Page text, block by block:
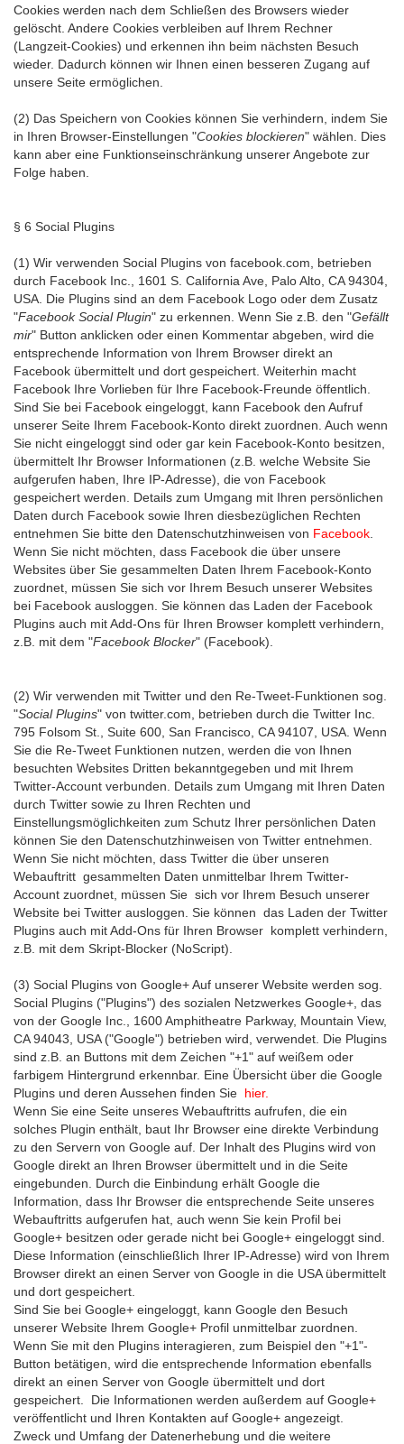
Cookies werden nach dem Schließen des Browsers wieder
gelöscht. Andere Cookies verbleiben auf Ihrem Rechner
(Langzeit-Cookies) und erkennen ihn beim nächsten Besuch
wieder. Dadurch können wir Ihnen einen besseren Zugang auf
unsere Seite ermöglichen.
(2) Das Speichern von Cookies können Sie verhindern, indem Sie
in Ihren Browser-Einstellungen "Cookies blockieren" wählen. Dies
kann aber eine Funktionseinschränkung unserer Angebote zur
Folge haben.
§ 6 Social Plugins
(1) Wir verwenden Social Plugins von facebook.com, betrieben
durch Facebook Inc., 1601 S. California Ave, Palo Alto, CA 94304,
USA. Die Plugins sind an dem Facebook Logo oder dem Zusatz
"Facebook Social Plugin" zu erkennen. Wenn Sie z.B. den "Gefällt
mir" Button anklicken oder einen Kommentar abgeben, wird die
entsprechende Information von Ihrem Browser direkt an
Facebook übermittelt und dort gespeichert. Weiterhin macht
Facebook Ihre Vorlieben für Ihre Facebook-Freunde öffentlich.
Sind Sie bei Facebook eingeloggt, kann Facebook den Aufruf
unserer Seite Ihrem Facebook-Konto direkt zuordnen. Auch wenn
Sie nicht eingeloggt sind oder gar kein Facebook-Konto besitzen,
übermittelt Ihr Browser Informationen (z.B. welche Website Sie
aufgerufen haben, Ihre IP-Adresse), die von Facebook
gespeichert werden. Details zum Umgang mit Ihren persönlichen
Daten durch Facebook sowie Ihren diesbezüglichen Rechten
entnehmen Sie bitte den Datenschutzhinweisen von Facebook
Wenn Sie nicht möchten, dass Facebook die über unsere
Websites über Sie gesammelten Daten Ihrem Facebook-Konto
zuordnet, müssen Sie sich vor Ihrem Besuch unserer Websites
bei Facebook ausloggen. Sie können das Laden der Facebook
Plugins auch mit Add-Ons für Ihren Browser komplett verhindern,
z.B. mit dem "Facebook Blocker" (Facebook).
(2) Wir verwenden mit Twitter und den Re-Tweet-Funktionen sog.
"Social Plugins" von twitter.com, betrieben durch die Twitter Inc.
795 Folsom St., Suite 600, San Francisco, CA 94107, USA. Wenn
Sie die Re-Tweet Funktionen nutzen, werden die von Ihnen
besuchten Websites Dritten bekanntgegeben und mit Ihrem
Twitter-Account verbunden. Details zum Umgang mit Ihren Daten
durch Twitter sowie zu Ihren Rechten und
Einstellungsmöglichkeiten zum Schutz Ihrer persönlichen Daten
können Sie den Datenschutzhinweisen von Twitter entnehmen.
Wenn Sie nicht möchten, dass Twitter die über unseren
Webauftritt gesammelten Daten unmittelbar Ihrem Twitter-
Account zuordnet, müssen Sie sich vor Ihrem Besuch unserer
Website bei Twitter ausloggen. Sie können das Laden der Twitter
Plugins auch mit Add-Ons für Ihren Browser komplett verhindern,
z.B. mit dem Skript-Blocker (NoScript).
(3) Social Plugins von Google+ Auf unserer Website werden sog.
Social Plugins ("Plugins") des sozialen Netzwerkes Google+, das
von der Google Inc., 1600 Amphitheatre Parkway, Mountain View,
CA 94043, USA ("Google") betrieben wird, verwendet. Die Plugins
sind z.B. an Buttons mit dem Zeichen "+1" auf weißem oder
farbigem Hintergrund erkennbar. Eine Übersicht über die Google
Plugins und deren Aussehen finden Sie hier.
Wenn Sie eine Seite unseres Webauftritts aufrufen, die ein
solches Plugin enthält, baut Ihr Browser eine direkte Verbindung
zu den Servern von Google auf. Der Inhalt des Plugins wird von
Google direkt an Ihren Browser übermittelt und in die Seite
eingebunden. Durch die Einbindung erhält Google die
Information, dass Ihr Browser die entsprechende Seite unseres
Webauftritts aufgerufen hat, auch wenn Sie kein Profil bei
Google+ besitzen oder gerade nicht bei Google+ eingeloggt sind.
Diese Information (einschließlich Ihrer IP-Adresse) wird von Ihrem
Browser direkt an einen Server von Google in die USA übermittelt
und dort gespeichert.
Sind Sie bei Google+ eingeloggt, kann Google den Besuch
unserer Website Ihrem Google+ Profil unmittelbar zuordnen.
Wenn Sie mit den Plugins interagieren, zum Beispiel den "+1"-
Button betätigen, wird die entsprechende Information ebenfalls
direkt an einen Server von Google übermittelt und dort
gespeichert. Die Informationen werden außerdem auf Google+
veröffentlicht und Ihren Kontakten auf Google+ angezeigt.
Zweck und Umfang der Datenerhebung und die weitere